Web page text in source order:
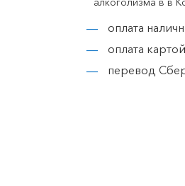
оплата
оплата
перевод